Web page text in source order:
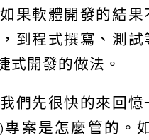
果軟體開發的結
到程式撰寫、測
式開發的做法。
們先很快的來回
案是怎麼管的。